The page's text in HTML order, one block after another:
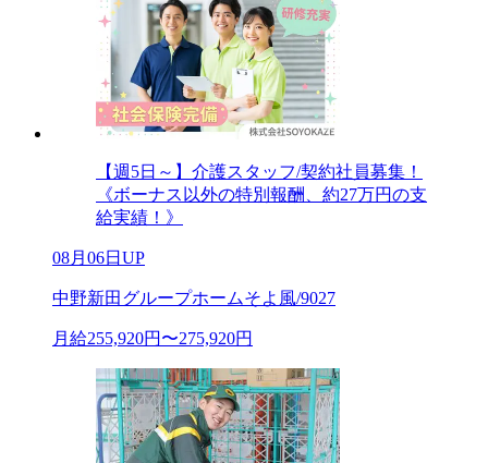
【週5日～】介護スタッフ/契約社員募集！
《ボーナス以外の特別報酬、約27万円の支
給実績！》
08月06日UP
中野新田グループホームそよ風/9027
月給255,920円〜275,920円